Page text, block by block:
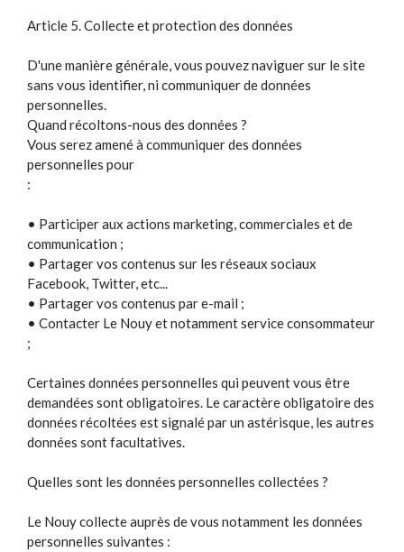
Article 5. Collecte et protection des données
D'une manière générale, vous pouvez naviguer sur le site
sans vous identifier, ni communiquer de données
personnelles.
Quand récoltons-nous des données ?
Vous serez amené à communiquer des données
personnelles pour
:
• Participer aux actions marketing, commerciales et de
communication ;
• Partager vos contenus sur les réseaux sociaux
Facebook, Twitter, etc...
• Partager vos contenus par e-mail ;
• Contacter Le Nouy et notamment service consommateur
;
Certaines données personnelles qui peuvent vous être
demandées sont obligatoires. Le caractère obligatoire des
données récoltées est signalé par un astérisque, les autres
données sont facultatives.
Quelles sont les données personnelles collectées ?
Le Nouy collecte auprès de vous notamment les données
personnelles suivantes :